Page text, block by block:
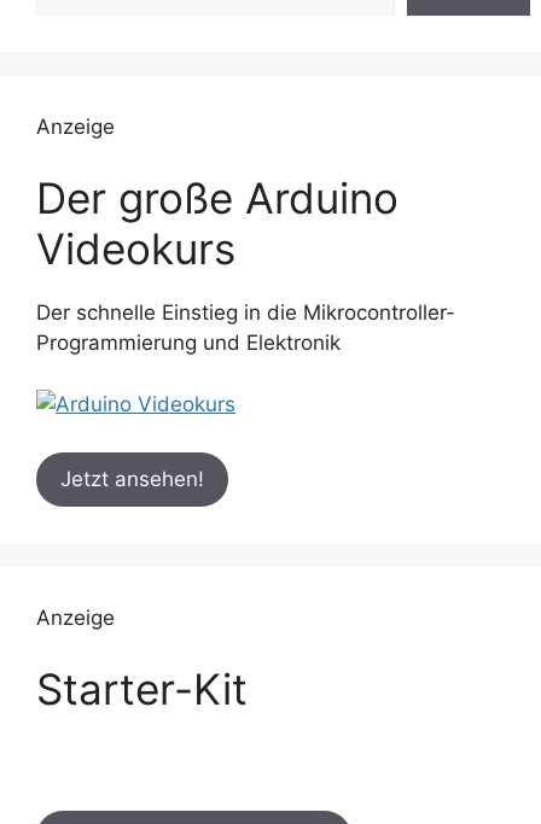
Anzeige
Der große Arduino
Videokurs
Der schnelle Einstieg in die Mikrocontroller-
Programmierung und Elektronik
Jetzt ansehen!
Anzeige
Starter-Kit